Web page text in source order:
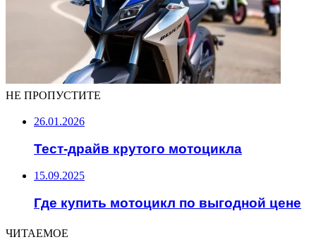
НЕ ПРОПУСТИТЕ
26.01.2026
Тест-драйв крутого мотоцикла
15.09.2025
Где купить мотоцикл по выгодной цене
ЧИТАЕМОЕ